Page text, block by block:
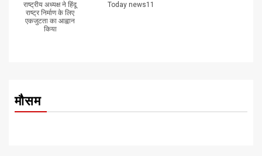
राष्ट्रीय अध्यक्ष ने हिंदू
राष्ट्र निर्माण के लिए
एकजुटता का आह्वान
किया
Today news11
मौसम